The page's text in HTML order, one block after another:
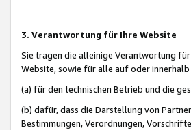
3. Verantwortung für Ihre Website
Sie tragen die alleinige Verantwortung
Website, sowie für alle auf oder
(a) für den technischen Betrieb und die
(b) dafür, dass die Darstellung von
Bestimmungen, Verordnungen,